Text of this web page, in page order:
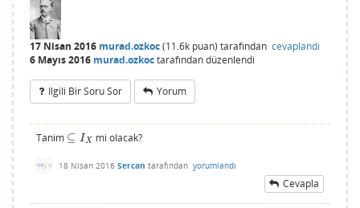
17 Nisan 2016 murad.ozkoc(11.6k puan) tarafından cevaplandı
6 Mayıs 2016 murad.ozkoctarafındandüzenlendi
Ilgili Bir Soru Sor Yorum
Tanim ⊆ IX
⊆I X mi olacak?
18 Nisan 2016 Sercan tarafından yorumlandı
Cevapla